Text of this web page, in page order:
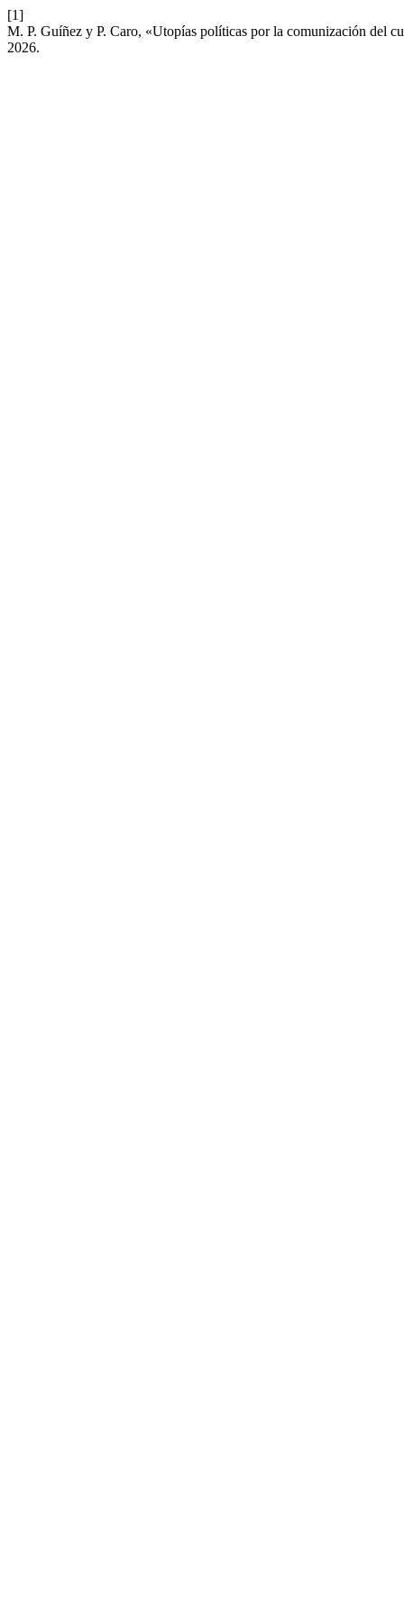
[1]
M. P. Guíñez y P. Caro, «Utopías políticas por la comunización del
2026.